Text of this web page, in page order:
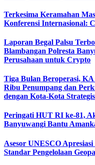
Terkesima Keramahan
Konferensi Internasional:
Laporan Begal Palsu
Blambangan Polresta
Perusahaan untuk Crypto
Tiga Bulan Beroperasi,
Ribu Penumpang dan
dengan Kota-Kota
Peringati HUT RI ke-81,
Banyuwangi Bantu
Asesor UNESCO
Standar Pengelolaan